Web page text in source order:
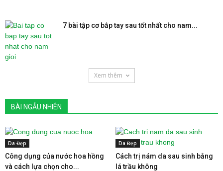
7 bài tập cơ bắp tay sau tốt nhất cho nam...
Xem thêm
BÀI NGẪU NHIÊN
Da Đẹp
Công dụng của nước hoa hồng
và cách lựa chọn cho...
Da Đẹp
Cách trị nám da sau sinh bằng
lá trầu không